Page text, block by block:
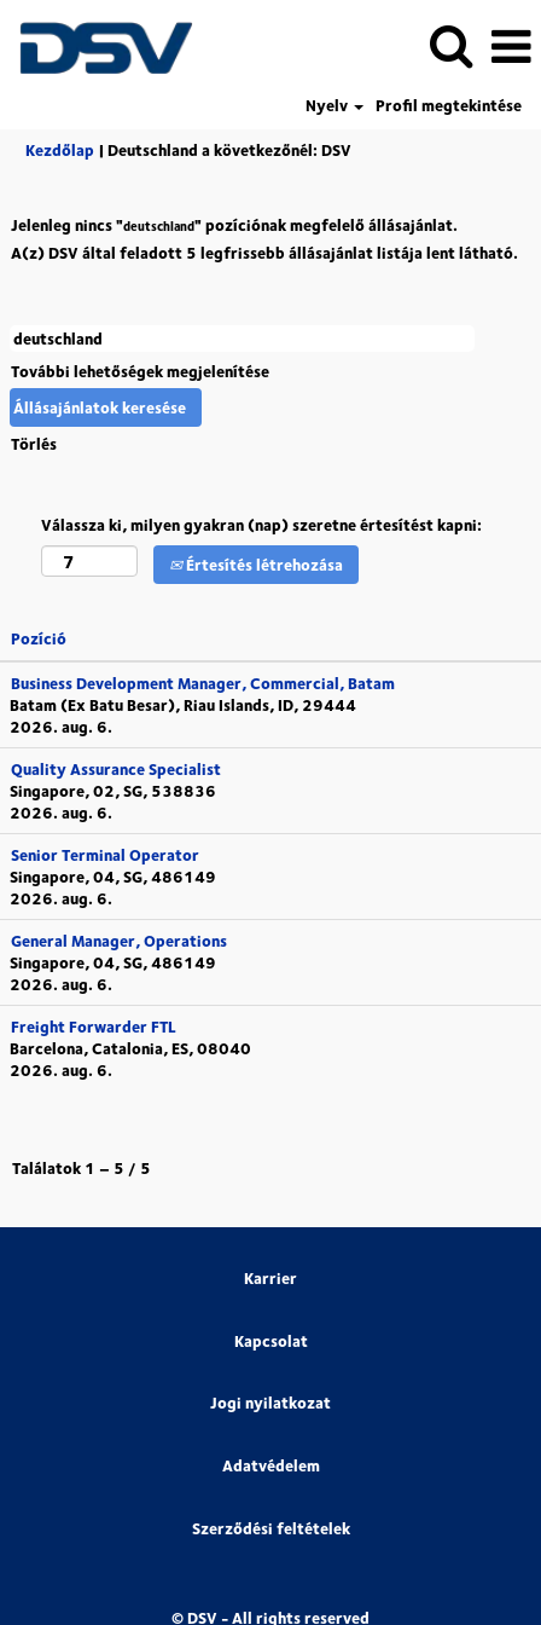
Nyelv
Profil megtekintése
Kezdőlap | Deutschland a következőnél: DSV(aktuális
Jelenleg nincs "deutschland" pozíciónak megfelelő állásajánlat.
A(z) DSV által feladott 5 legfrissebb állásajánlat listája lent látható.
További lehetőségek megjelenítése
Törlés
Válassza ki, milyen gyakran (nap) szeretne értesítést kapni:
Értesítés létrehozása
Pozíció
Business Development Manager, Commercial, Batam
Batam (Ex Batu Besar), Riau Islands, ID, 29444
2026. aug. 6.
Quality Assurance Specialist
Singapore, 02, SG, 538836
2026. aug. 6.
Senior Terminal Operator
Singapore, 04, SG, 486149
2026. aug. 6.
General Manager, Operations
Singapore, 04, SG, 486149
2026. aug. 6.
Freight Forwarder FTL
Barcelona, Catalonia, ES, 08040
2026. aug. 6.
Találatok 1 – 5 / 5
Karrier
Kapcsolat
Jogi nyilatkozat
Adatvédelem
Szerződési feltételek
© DSV - All rights reserved